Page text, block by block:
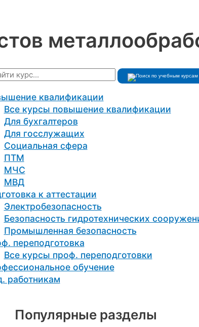
квалификации
Все курсы повышение квалификации
Для бухгалтеров
Для госслужащих
Социальная сфера
ПТМ
МЧС
МВД
к aттестации
Электробезопасность
Безопасность гидротехнических
Промышленная безопасность
переподготовка
Все курсы проф. переподготовки
обучение
работникам
Популярные разделы